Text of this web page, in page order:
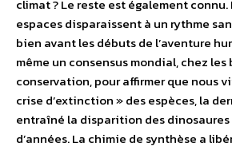
climat ? Le reste est également
espaces disparaissent à un rythme
bien avant les débuts de l’aventure
même un consensus mondial, chez
conservation, pour affirmer que nous
crise d’extinction » des espèces, la
entraîné la disparition des
d’années. La chimie de synthèse a